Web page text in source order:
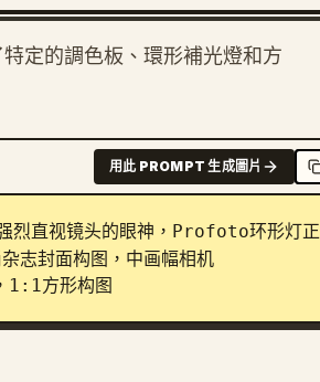
定的調色板、環形補光燈和方
用此 PROMPT 生成圖片
烈直视镜头的眼神，Profoto环形灯正
志封面构图，中画幅相机
方形构图